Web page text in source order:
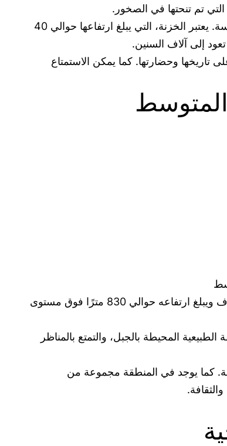
التي تم تنحتها في الصخور.
الموقع الأثري للبتراء يحتوي على العديد من المنحوتات والمباني الضخمة التي تعكس مهارة الحضارة النبطية في الصناعة والهندسة. يعتبر الخزنة، التي يبلغ ارتفاعها حوالي 40
إلى آلاف السنين.
تاريخها وحضارتها. كما يمكن الاستمتاع
جبل القلعة هو أحد أشهر المعالم السياحية في لبنان، حيث يقدم إطلالة ساحرة على البحر المتوسط. يقع الجبل في منطقة الشوف ويبلغ ارتفاعه حوالي 830 مترًا فوق مستوى
المحيطة بالجبل، والتمتع بالمناظر
كما يوجد في المنطقة مجموعة من